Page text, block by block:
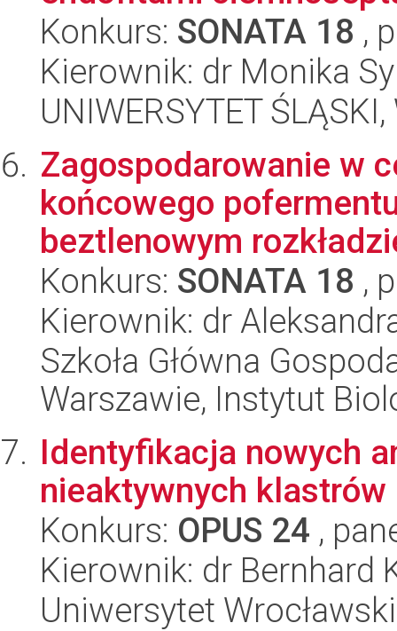
Konkurs: SONATA 18 ,
Kierownik: dr Monika
UNIWERSYTET
Zagospodarowanie w
końcowego
beztlenowym
Konkurs: SONATA 18 ,
Kierownik: dr
Szkoła Główna
Warszawie, Instytut
Identyfikacja nowych
nieaktywnych klastrów
Konkurs: OPUS 24 ,
Kierownik: dr Bernhard
Uniwersytet